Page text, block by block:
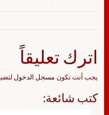
اترك تعليقاً
يجب أنت تكون مسجل الدخول
كتب شائعة: